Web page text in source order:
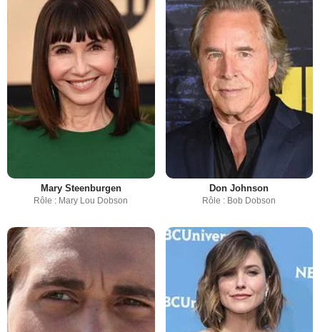
Mary Steenburgen
Rôle : Mary Lou Dobson
Don Johnson
Rôle : Bob Dobson